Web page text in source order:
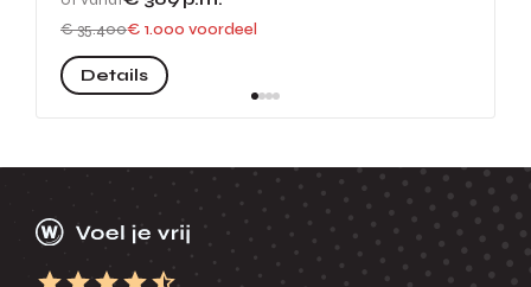
€ 35.400€ 1.000 voordeel
Details